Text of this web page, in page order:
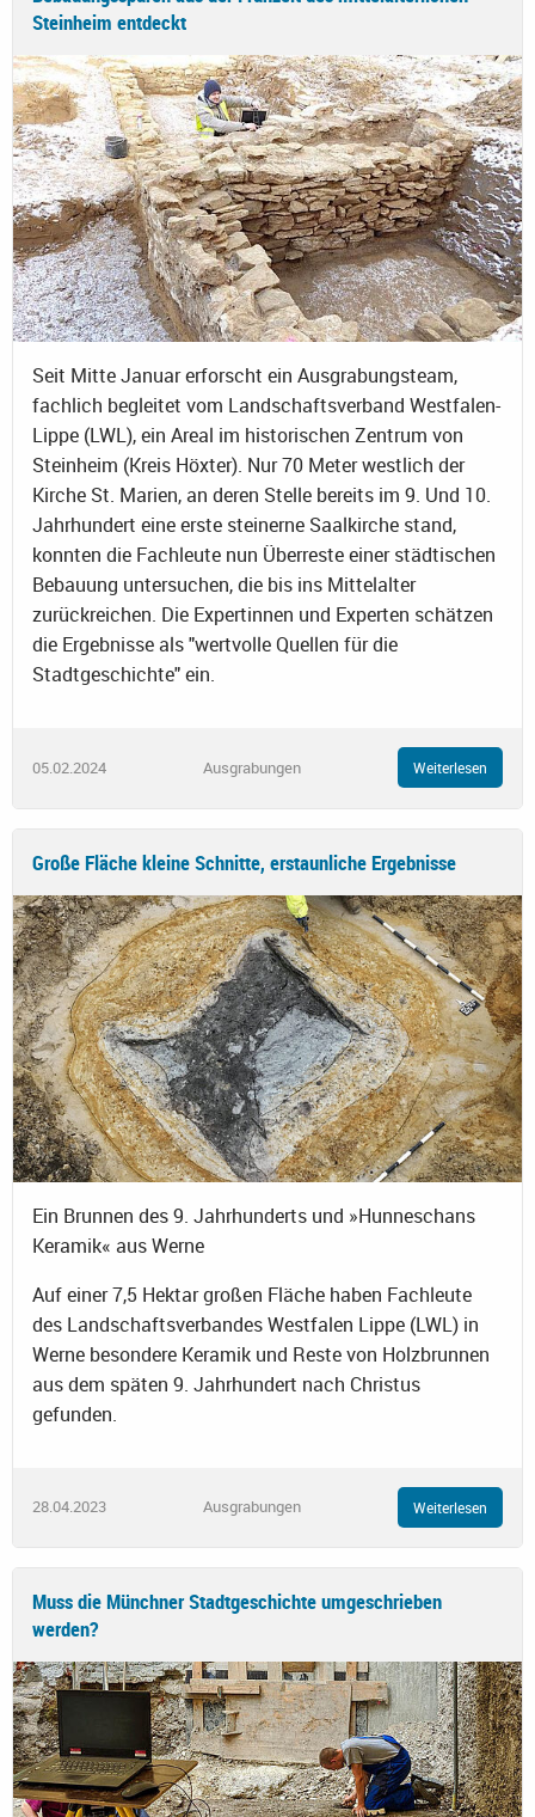
Steinheim entdeckt
Seit Mitte Januar erforscht ein Ausgrabungsteam,
fachlich begleitet vom Landschaftsverband Westfalen-
Lippe (LWL), ein Areal im historischen Zentrum von
Steinheim (Kreis Höxter). Nur 70 Meter westlich der
Kirche St. Marien, an deren Stelle bereits im 9. Und 10.
Jahrhundert eine erste steinerne Saalkirche stand,
konnten die Fachleute nun Überreste einer städtischen
Bebauung untersuchen, die bis ins Mittelalter
zurückreichen. Die Expertinnen und Experten schätzen
die Ergebnisse als "wertvolle Quellen für die
Stadtgeschichte" ein.
05.02.2024 Ausgrabungen Weiterlesen
Große Fläche kleine Schnitte, erstaunliche Ergebnisse
Ein Brunnen des 9. Jahrhunderts und »Hunneschans
Keramik« aus Werne
Auf einer 7,5 Hektar großen Fläche haben Fachleute
des Landschaftsverbandes Westfalen Lippe (LWL) in
Werne besondere Keramik und Reste von Holzbrunnen
aus dem späten 9. Jahrhundert nach Christus
gefunden.
28.04.2023 Ausgrabungen Weiterlesen
Muss die Münchner Stadtgeschichte umgeschrieben
werden?